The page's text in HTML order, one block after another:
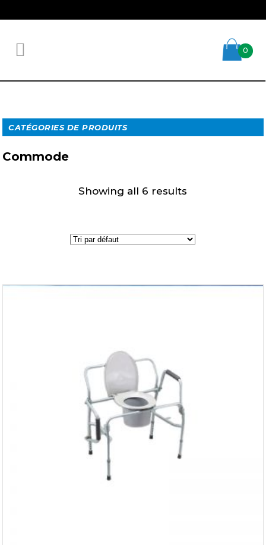
0
CATÉGORIES DE PRODUITS
Commode
Showing all 6 results